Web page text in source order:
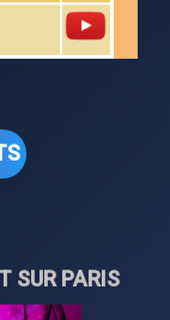
SUR PARIS